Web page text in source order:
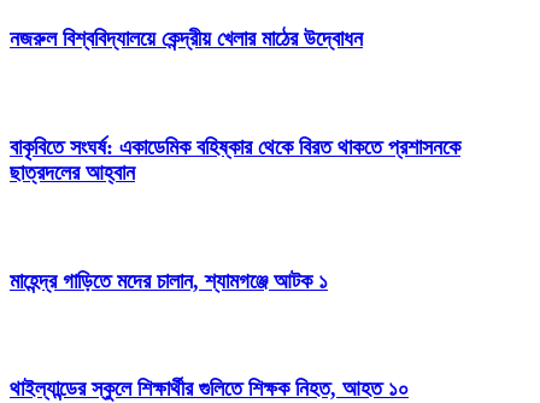
নজরুল বিশ্ববিদ্যালয়ে কেন্দ্রীয় খেলার মাঠের উদ্বোধন
বাকৃবিতে সংঘর্ষ: একাডেমিক বহিষ্কার থেকে বিরত থাকতে প্রশাসনকে
ছাত্রদলের আহ্বান
মাহেন্দ্র গাড়িতে মদের চালান, শ্যামগঞ্জে আটক ১
থাইল্যান্ডের স্কুলে শিক্ষার্থীর গুলিতে শিক্ষক নিহত, আহত ১০